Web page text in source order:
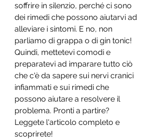
soffrire in silenzio, perché ci sono
dei rimedi che possono aiutarvi ad
alleviare i sintomi. E no, non
parliamo di grappa o di gin tonic!
Quindi, mettetevi comodi e
preparatevi ad imparare tutto ciò
che c'è da sapere sui nervi cranici
infiammati e sui rimedi che
possono aiutare a resolvere il
problema. Pronti a partire?
Leggete l'articolo completo e
scoprirete!